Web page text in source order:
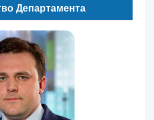
Департамента